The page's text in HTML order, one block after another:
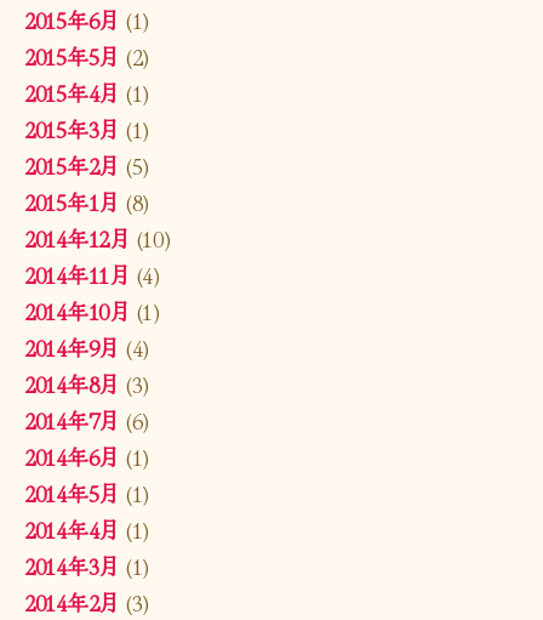
2015年6月 (1)
2015年5月 (2)
2015年4月 (1)
2015年3月 (1)
2015年2月 (5)
2015年1月 (8)
2014年12月 (10)
2014年11月 (4)
2014年10月 (1)
2014年9月 (4)
2014年8月 (3)
2014年7月 (6)
2014年6月 (1)
2014年5月 (1)
2014年4月 (1)
2014年3月 (1)
2014年2月 (3)